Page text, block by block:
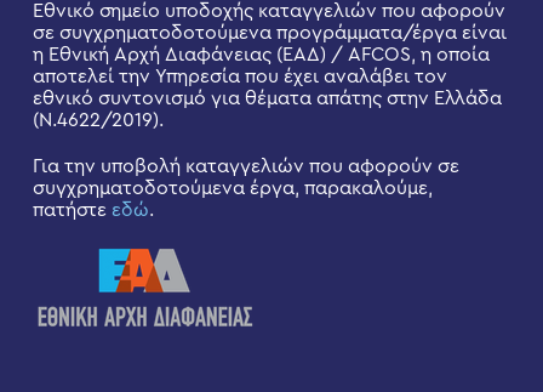
Εθνικό σημείο υποδοχής καταγγελιών που αφορούν
σε συγχρηματοδοτούμενα προγράμματα/έργα είναι
η Εθνική Αρχή Διαφάνειας (ΕΑΔ) / AFCOS, η οποία
αποτελεί την Υπηρεσία που έχει αναλάβει τον
εθνικό συντονισμό για θέματα απάτης στην Ελλάδα
(Ν.4622/2019).
Για την υποβολή καταγγελιών που αφορούν σε
συγχρηματοδοτούμενα έργα, παρακαλούμε,
πατήστε εδώ.